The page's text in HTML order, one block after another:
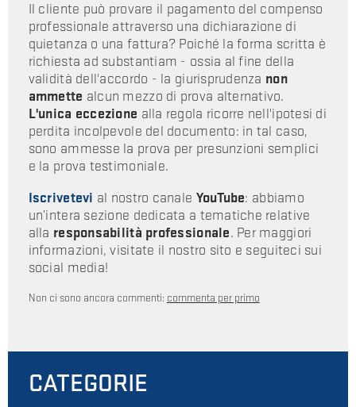
Il cliente può provare il pagamento del compenso
professionale attraverso una dichiarazione di
quietanza o una fattura? Poiché la forma scritta è
richiesta ad substantiam - ossia al fine della
validità dell'accordo - la giurisprudenza non
ammette alcun mezzo di prova alternativo.
L'unica eccezione alla regola ricorre nell'ipotesi di
perdita incolpevole del documento: in tal caso,
sono ammesse la prova per presunzioni semplici
e la prova testimoniale.
Iscrivetevi al nostro canale YouTube: abbiamo
un’intera sezione dedicata a tematiche relative
alla responsabilità professionale. Per maggiori
informazioni, visitate il nostro sito e seguiteci sui
social media!
Non ci sono ancora commenti: commenta per primo
CATEGORIE